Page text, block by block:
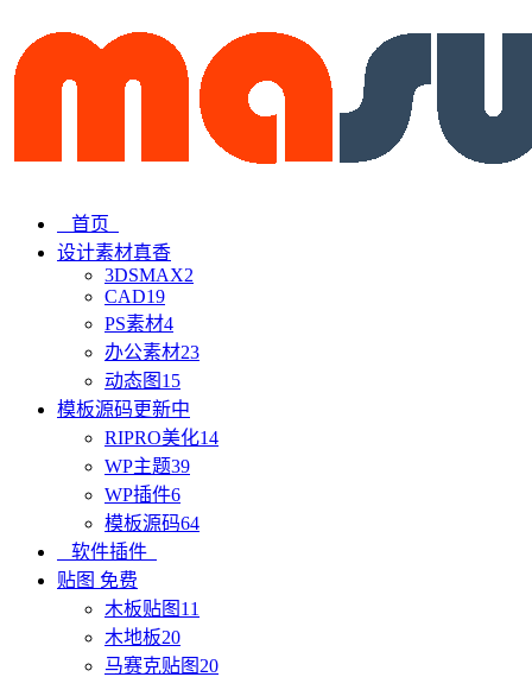
首页
设计素材真香
3DSMAX2
CAD19
PS素材4
办公素材23
动态图 15
模板源码更新中
RIPRO美化14
WP主题39
WP插件6
模板源码64
软件插件
贴图 免费
木板贴图 11
木地板20
马赛克贴图 20